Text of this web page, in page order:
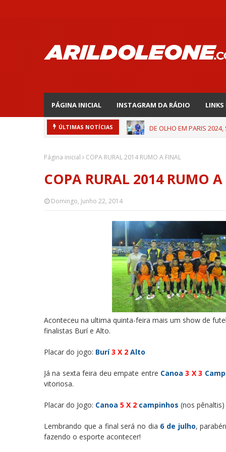
PÁGINA INICIAL INSTAGRAM DA RÁDIO LINKS
ÚLTIMAS NOTÍCIAS DE OLHO EM PARIS 2024,
Página inicial COPA RURAL 2014 RUMO A FINAL
COPA RURAL 2014 RUMO
Domingo, Junho 22, 2014
Aconteceu na ultima quinta-feira mais um show de
finalistas Burí e Alto.
Placar do jogo: Burí3 X 2 Alto
Já na sexta feira deu empate entre Canoa3 X 3
vitoriosa.
Placar do Jogo: Canoa 5 X 2 campinhos (nos pênaltis)
Lembrando que a final será no dia 6 de julho,
fazendo o esporte acontecer!